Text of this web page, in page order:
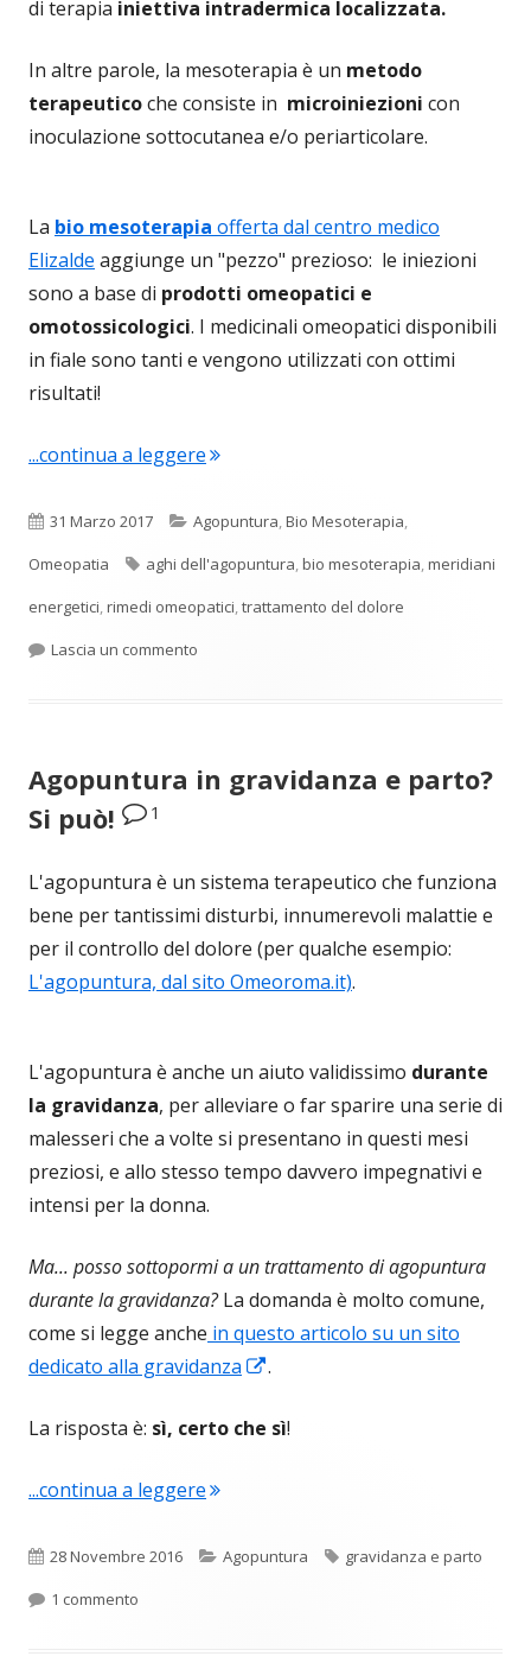
di terapia iniettiva intradermica localizzata.
In altre parole, la mesoterapia è un metodo
terapeuticoche consiste in microiniezioni con
inoculazione sottocutanea e/o periarticolare.
La bio mesoterapia offerta dal centro medico
Elizalde aggiunge un "pezzo" prezioso: le iniezioni
sono a base di prodotti omeopatici e
omotossicologici. I medicinali omeopatici disponibili
in fiale sono tanti e vengono utilizzati con ottimi
risultati!
...continua a leggere"Bio mesoterapia e trattamento del
Pubblicato
31 Marzo 2017 Categorie
Agopuntura,Bio Mesoterapia,
Omeopatia
Tag
aghi dell'agopuntura,bio mesoterapia,meridiani
energetici,rimedi omeopatici,trattamento del dolore
Lascia un commento
Agopuntura in gravidanza e parto?
Si può!
1
L'agopuntura è un sistema terapeutico che funziona
bene per tantissimi disturbi, innumerevoli malattie e
per il controllo del dolore (per qualche esempio:
L'agopuntura, dal sito Omeoroma.it).
L'agopuntura è anche un aiuto validissimo durante
la gravidanza, per alleviare o far sparire una serie di
malesseri che a volte si presentano in questi mesi
preziosi, e allo stesso tempo davvero impegnativi e
intensi per la donna.
Ma... posso sottopormi a un trattamento di agopuntura
durante la gravidanza?La domanda è molto comune,
come si legge anche in questo articolo su un sito
dedicato alla gravidanza
Apre
una
.
La risposta è: sì, certo che sì!
...continua a leggere"Agopuntura in gravidanza e parto?
Pubblicato
28 Novembre 2016 Categorie
Agopuntura Tag
gravidanza e parto
1 commento